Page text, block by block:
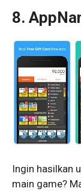
8.
Ingin hasilkan
main game?